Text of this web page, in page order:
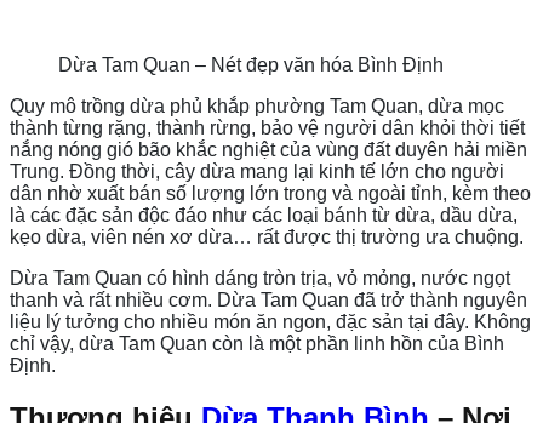
Dừa Tam Quan – Nét đẹp văn hóa Bình Định
Quy mô trồng dừa phủ khắp phường Tam Quan, dừa mọc
thành từng rặng, thành rừng, bảo vệ người dân khỏi thời tiết
nắng nóng gió bão khắc nghiệt của vùng đất duyên hải miền
Trung. Đồng thời, cây dừa mang lại kinh tế lớn cho người
dân nhờ xuất bán số lượng lớn trong và ngoài tỉnh, kèm theo
là các đặc sản độc đáo như các loại bánh từ dừa, dầu dừa,
kẹo dừa, viên nén xơ dừa… rất được thị trường ưa chuộng.
Dừa Tam Quan có hình dáng tròn trịa, vỏ mỏng, nước ngọt
thanh và rất nhiều cơm. Dừa Tam Quan đã trở thành nguyên
liệu lý tưởng cho nhiều món ăn ngon, đặc sản tại đây. Không
chỉ vậy, dừa Tam Quan còn là một phần linh hồn của Bình
Định.